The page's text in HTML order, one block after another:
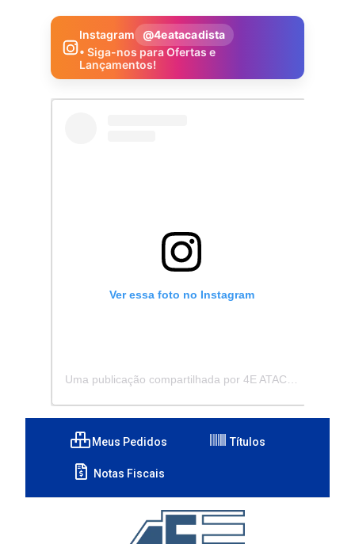
Instagram
@4eatacadista
• Siga-nos para Ofertas e
Lançamentos!
Ver essa foto no Instagram
Meus Pedidos Títulos
Notas Fiscais